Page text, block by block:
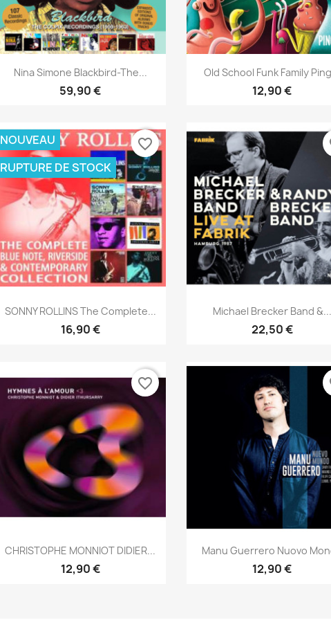
Aperçu rapide
Nina Simone Blackbird-The...
59,90 €
Aperçu rapide
Old School Funk Family
12,90 €
Aperçu rapide
SONNY ROLLINS The Complete...
16,90 €
NOUVEAU
RUPTURE DE STOCK
favorite_border
Aperçu rapide
Michael Brecker Band &...
22,50 €
Aperçu rapide
CHRISTOPHE MONNIOT DIDIER...
12,90 €
favorite_border
Aperçu rapide
Manu Guerrero Nuovo
12,90 €